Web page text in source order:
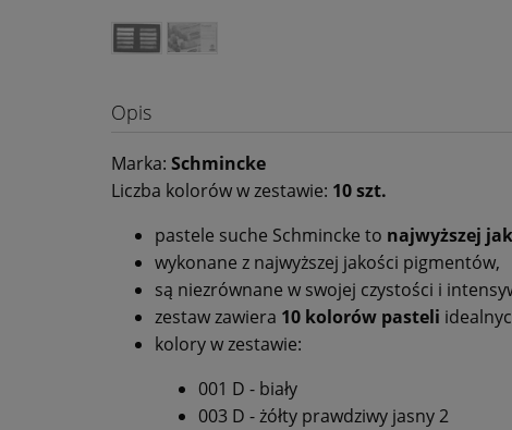
Opis
Marka: Schmincke
Liczba kolorów w zestawie: 10 szt.
pastele suche Schmincke to najwyższej
wykonane z najwyższej jakości pigmentów,
są niezrównane w swojej czystości i
zestaw zawiera 10 kolorów pasteli
kolory w zestawie:
001 D - biały
003 D - żółty prawdziwy jasny 2